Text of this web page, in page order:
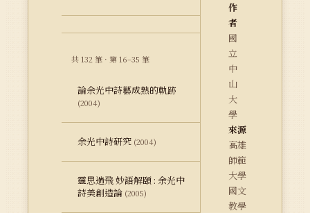
共 132 筆 · 第 16–35 筆
論余光中詩藝成熟的軌跡
(2004)
余光中詩研究 (2004)
靈思遄飛 妙語解頤 : 余光中
詩美創造論 (2005)
作
者
國
立
中
山
大
學
來源
高雄
師範
大學
國文
教學